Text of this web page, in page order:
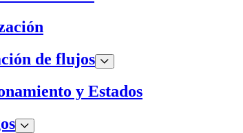
de flujos
y Estados